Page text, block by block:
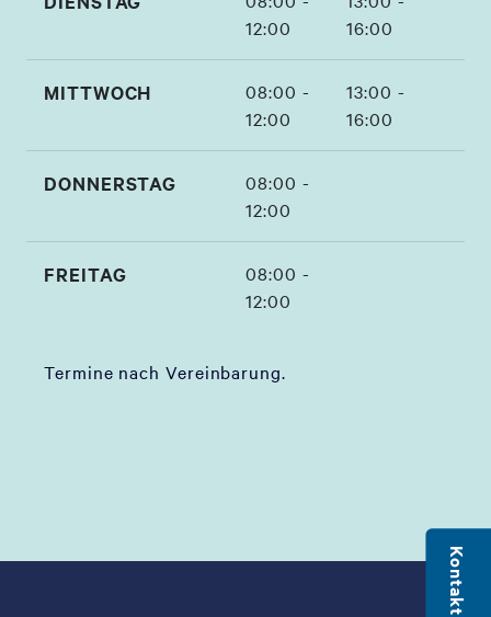
12:00
16:00
MITTWOCH
08:00 -
12:00
13:00 -
16:00
DONNERSTAG
08:00 -
12:00
FREITAG
08:00 -
12:00
Termine nach Vereinbarung.
Kontakt